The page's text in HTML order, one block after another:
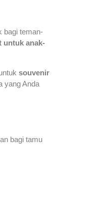
bagi teman-
untuk anak-
souvenir
yang Anda
bagi tamu